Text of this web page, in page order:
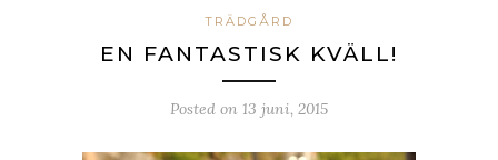
TRÄDGÅRD
EN FANTASTISK KVÄLL!
Posted on 13 juni, 2015